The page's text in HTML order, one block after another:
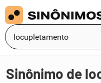
Sinônimo de